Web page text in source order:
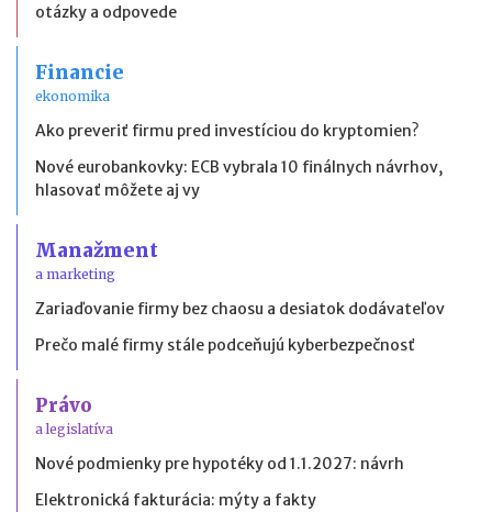
otázky a odpovede
Financie
ekonomika
Ako preveriť firmu pred investíciou do kryptomien?
Nové eurobankovky: ECB vybrala 10 finálnych návrhov,
hlasovať môžete aj vy
Manažment
a marketing
Zariaďovanie firmy bez chaosu a desiatok dodávateľov
Prečo malé firmy stále podceňujú kyberbezpečnosť
Právo
a legislatíva
Nové podmienky pre hypotéky od 1.1.2027: návrh
Elektronická fakturácia: mýty a fakty